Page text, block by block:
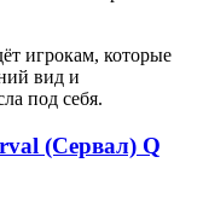
игрокам, которые
вид и
под себя.
(Сервал) Q